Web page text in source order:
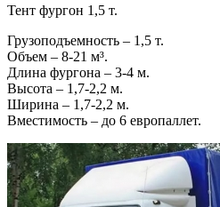
Тент фургон 1,5 т.
Грузоподъемность – 1,5 т.
Объем – 8-21 м³.
Длина фургона – 3-4 м.
Высота – 1,7-2,2 м.
Ширина – 1,7-2,2 м.
Вместимость – до 6 европаллет.